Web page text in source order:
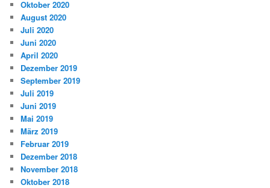
Oktober 2020
August 2020
Juli 2020
Juni 2020
April 2020
Dezember 2019
September 2019
Juli 2019
Juni 2019
Mai 2019
März 2019
Februar 2019
Dezember 2018
November 2018
Oktober 2018